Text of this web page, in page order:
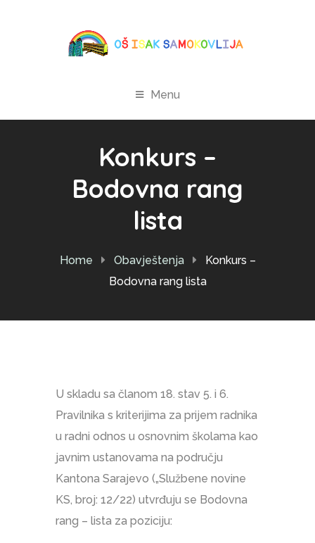
Menu
Konkurs –
Bodovna rang
lista
Home Obavještenja
Konkurs –
Bodovna rang lista
U skladu sa članom 18. stav 5. i 6.
Pravilnika s kriterijima za prijem radnika
u radni odnos u osnovnim školama kao
javnim ustanovama na području
Kantona Sarajevo („Službene novine
KS, broj: 12/22) utvrđuju se Bodovna
rang – lista za poziciju: